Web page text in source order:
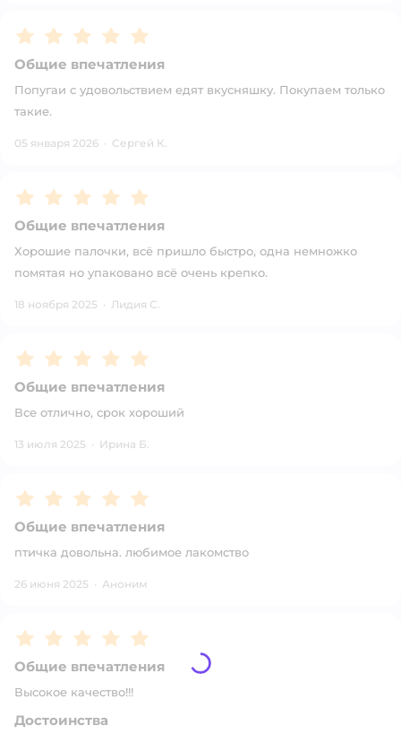
Рейтинг:5
Общие впечатления
Попугаи с удовольствием едят вкусняшку. Покупаем только
такие.
05 января 2026 · Сергей К.
Рейтинг:5
Общие впечатления
Хорошие палочки, всё пришло быстро, одна немножко
помятая но упаковано всё очень крепко.
18 ноября 2025 · Лидия С.
Рейтинг:5
Общие впечатления
Все отлично, срок хороший
13 июля 2025 · Ирина Б.
Рейтинг:5
Общие впечатления
птичка довольна. любимое лакомство
26 июня 2025 · Аноним
Рейтинг:5
Общие впечатления
Высокое качество!!!
Достоинства